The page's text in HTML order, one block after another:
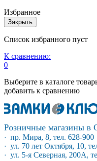
Избранное
Закрыть
Список избранного пуст
К сравнению:
0
Выберите в каталоге
добавить к сравнению
Розничные магазины в
· пр. Мира, 8, тел. 628-900
· ул. 70 лет Октября, 10,
· ул. 5-я Северная, 200А,